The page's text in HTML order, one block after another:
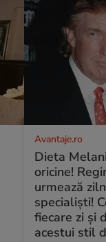
Avantaje.ro
Dieta
oricine!
urmează
specialiști!
fiecare zi și
acestui stil